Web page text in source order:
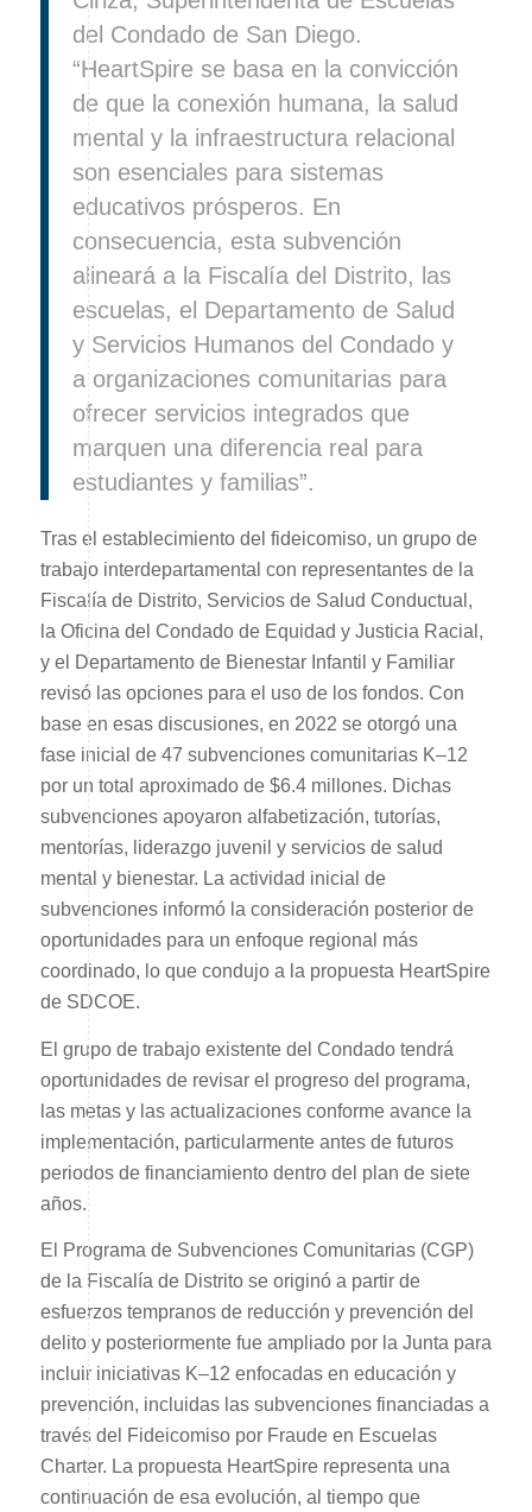
del Condado de San Diego.
“HeartSpire se basa en la convicción
de que la conexión humana, la salud
mental y la infraestructura relacional
son esenciales para sistemas
educativos prósperos. En
consecuencia, esta subvención
alineará a la Fiscalía del Distrito, las
escuelas, el Departamento de Salud
y Servicios Humanos del Condado y
a organizaciones comunitarias para
ofrecer servicios integrados que
marquen una diferencia real para
estudiantes y familias”.
Tras el establecimiento del fideicomiso, un grupo de
trabajo interdepartamental con representantes de la
Fiscalía de Distrito, Servicios de Salud Conductual,
la Oficina del Condado de Equidad y Justicia Racial,
y el Departamento de Bienestar Infantil y Familiar
revisó las opciones para el uso de los fondos. Con
base en esas discusiones, en 2022 se otorgó una
fase inicial de 47 subvenciones comunitarias K–12
por un total aproximado de $6.4 millones. Dichas
subvenciones apoyaron alfabetización, tutorías,
mentorías, liderazgo juvenil y servicios de salud
mental y bienestar. La actividad inicial de
subvenciones informó la consideración posterior de
oportunidades para un enfoque regional más
coordinado, lo que condujo a la propuesta HeartSpire
de SDCOE.
El grupo de trabajo existente del Condado tendrá
oportunidades de revisar el progreso del programa,
las metas y las actualizaciones conforme avance la
implementación, particularmente antes de futuros
periodos de financiamiento dentro del plan de siete
años.
El Programa de Subvenciones Comunitarias (CGP)
de la Fiscalía de Distrito se originó a partir de
esfuerzos tempranos de reducción y prevención del
delito y posteriormente fue ampliado por la Junta para
incluir iniciativas K–12 enfocadas en educación y
prevención, incluidas las subvenciones financiadas a
través del Fideicomiso por Fraude en Escuelas
Charter. La propuesta HeartSpire representa una
continuación de esa evolución, al tiempo que